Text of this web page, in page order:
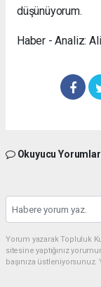
düşünüyorum.
Haber - Analiz:
Okuyucu
Yorum yazarak Topluluk
sitesine yaptığınız
başınıza